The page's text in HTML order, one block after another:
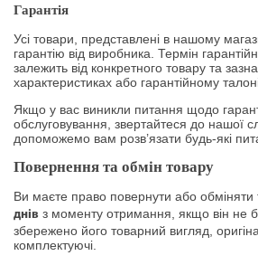
Гарантія
Усі товари, представлені в нашому
гарантію від виробника. Термін
залежить від конкретного товару та
характеристиках або гарантійному
Якщо у вас виникли питання щодо
обслуговування, звертайтеся до нашої
допоможемо вам розв’язати будь-які
Повернення та обмін товару
Ви маєте право повернути або обміняти
днів з моменту отримання, якщо він не
збережено його товарний вигляд,
комплектуючі.